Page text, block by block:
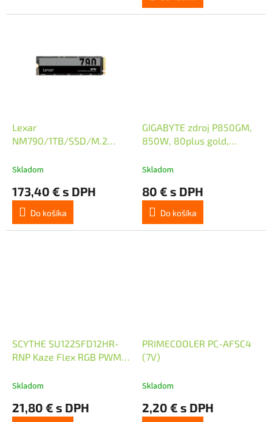
5
Lexar
NM790/1TB/SSD/M.2
Skladom
173,40 € s DPH
Do košíka
GIGABYTE zdroj P850GM,
850W, 80plus gold,
Skladom
80 € s DPH
Do košíka
SCYTHE SU1225FD12HR-
RNP Kaze Flex RGB PWM
Skladom
21,80 € s DPH
PRIMECOOLER PC-AFSC4
(7V)
Skladom
2,20 € s DPH